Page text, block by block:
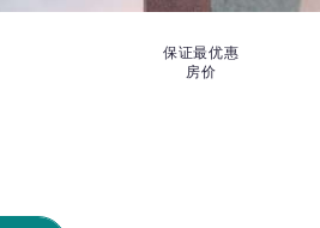
保证最优惠
房价